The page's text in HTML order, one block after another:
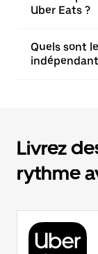
Uber Eats ?
Quels sont
Livrez
rythme